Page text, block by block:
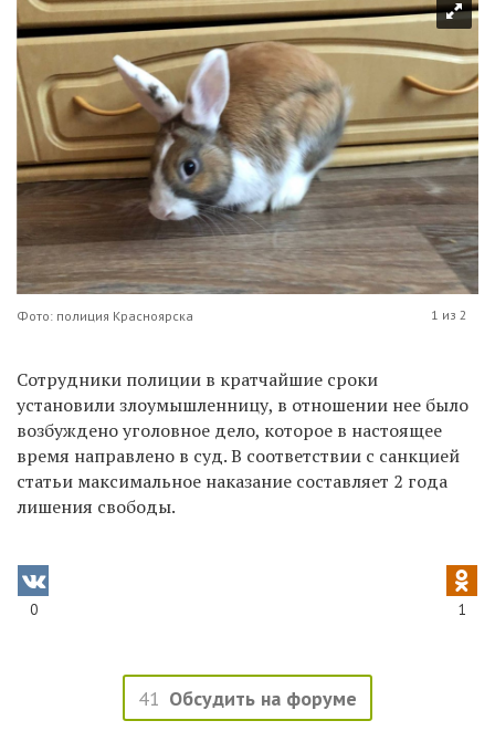
Фото: полиция Красноярска 1 из 2
Сотрудники полиции в кратчайшие сроки
установили злоумышленницу, в отношении нее было
возбуждено уголовное дело, которое в настоящее
время направлено в суд. В соответствии с санкцией
статьи максимальное наказание составляет 2 года
лишения свободы.
0 1
41 Обсудить на форуме